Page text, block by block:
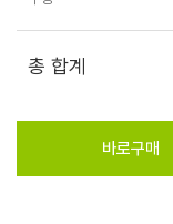
총 합계
바로구매